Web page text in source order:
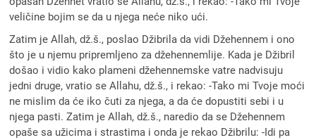
veličine bojim se da u njega neće niko ući.
Zatim je Allah, dž.š., poslao Džibrila da vidi Džehennem i ono
što je u njemu pripremljeno za džehennemlije. Kada je Džibril
došao i vidio kako plameni džehennemske vatre nadvisuju
jedni druge, vratio se Allahu, dž.š., i rekao: -Tako mi Tvoje moći
ne mislim da će iko čuti za njega, a da će dopustiti sebi i u
njega pasti. Zatim je Allah, dž.š., naredio da se Džehennem
opaše sa užicima i strastima i onda je rekao Džibrilu: -Idi pa